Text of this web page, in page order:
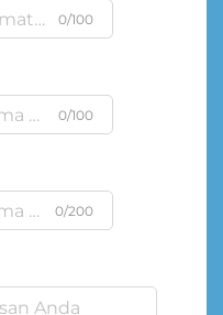
0/100
0/100
0/200